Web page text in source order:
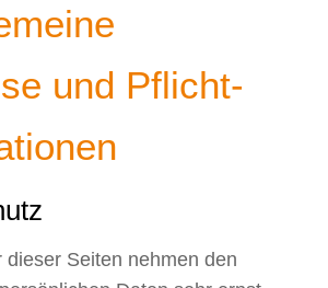
und Pflicht­
dieser Seiten nehmen den